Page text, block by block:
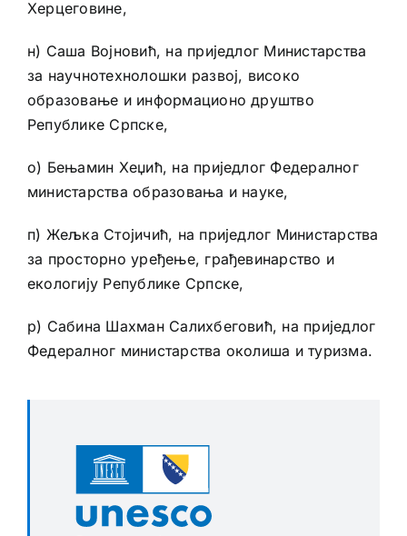
Херцеговине,
н) Саша Војновић, на приједлог Министарства
за научнотехнолошки развој, високо
образовање и информационо друштво
Републике Српске,
о) Бењамин Хеџић, на приједлог Федералног
министарства образовања и науке,
п) Жељка Стојичић, на приједлог Министарства
за просторно уређење, грађевинарство и
екологију Републике Српске,
р) Сабина Шахман Салихбеговић, на приједлог
Федералног министарства околиша и туризма.